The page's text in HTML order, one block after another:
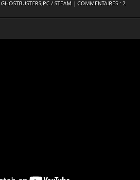
GHOSTBUSTERS,PC / STEAM COMMENTAIRES : 2